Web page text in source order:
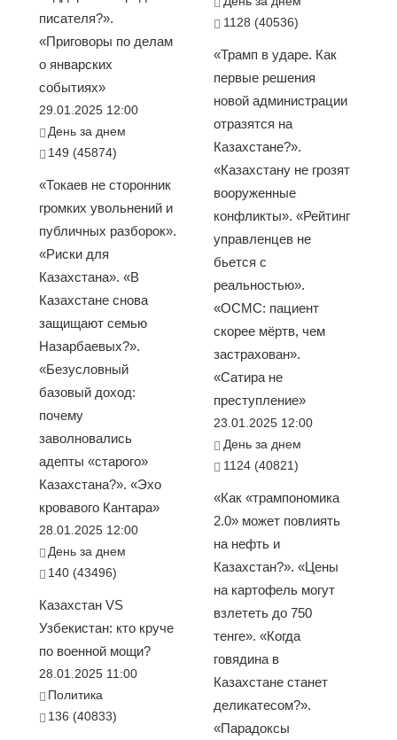
писателя?».
«Приговоры по делам
о январских
событиях»
29.01.2025 12:00
День за днем
149 (45874)
«Токаев не сторонник
громких увольнений и
публичных разборок».
«Риски для
Казахстана». «В
Казахстане снова
защищают семью
Назарбаевых?».
«Безусловный
базовый доход:
почему
заволновались
адепты «старого»
Казахстана?». «Эхо
кровавого Кантара»
28.01.2025 12:00
День за днем
140 (43496)
Казахстан VS
Узбекистан: кто круче
по военной мощи?
28.01.2025 11:00
Политика
136 (40833)
1128 (40536)
«Трамп в ударе. Как
первые решения
новой администрации
отразятся на
Казахстане?».
«Казахстану не грозят
вооруженные
конфликты». «Рейтинг
управленцев не
бьется с
реальностью».
«ОСМС: пациент
скорее мёртв, чем
застрахован».
«Сатира не
преступление»
23.01.2025 12:00
День за днем
1124 (40821)
«Как «трампономика
2.0» может повлиять
на нефть и
Казахстан?». «Цены
на картофель могут
взлететь до 750
тенге». «Когда
говядина в
Казахстане станет
деликатесом?».
«Парадоксы